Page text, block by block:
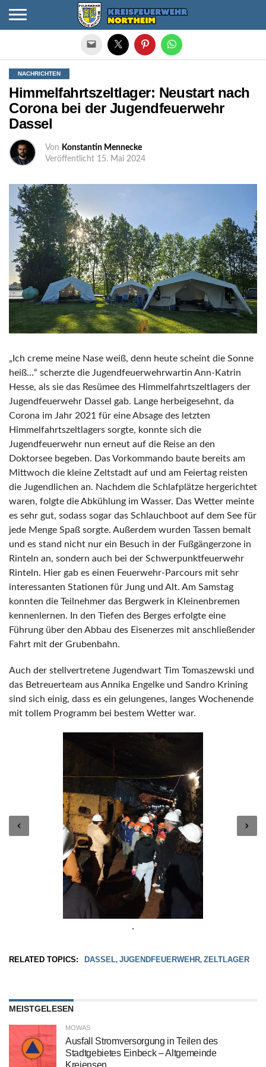
NACHRICHTEN
Himmelfahrtszeltlager: Neustart nach
Corona bei der Jugendfeuerwehr
Dassel
Von Konstantin Mennecke
Veröffentlicht 15. Mai 2024
„Ich creme meine Nase weiß, denn heute scheint die Sonne
heiß…“ scherzte die Jugendfeuerwehrwartin Ann-Katrin
Hesse, als sie das Resümee des Himmelfahrtszeltlagers der
Jugendfeuerwehr Dassel gab. Lange herbeigesehnt, da
Corona im Jahr 2021 für eine Absage des letzten
Himmelfahrtszeltlagers sorgte, konnte sich die
Jugendfeuerwehr nun erneut auf die Reise an den
Doktorsee begeben. Das Vorkommando baute bereits am
Mittwoch die kleine Zeltstadt auf und am Feiertag reisten
die Jugendlichen an. Nachdem die Schlafplätze hergerichtet
waren, folgte die Abkühlung im Wasser. Das Wetter meinte
es sehr gut, sodass sogar das Schlauchboot auf dem See für
jede Menge Spaß sorgte. Außerdem wurden Tassen bemalt
und es stand nicht nur ein Besuch in der Fußgängerzone in
Rinteln an, sondern auch bei der Schwerpunktfeuerwehr
Rinteln. Hier gab es einen Feuerwehr-Parcours mit sehr
interessanten Stationen für Jung und Alt. Am Samstag
konnten die Teilnehmer das Bergwerk in Kleinenbremen
kennenlernen. In den Tiefen des Berges erfolgte eine
Führung über den Abbau des Eisenerzes mit anschließender
Fahrt mit der Grubenbahn.
Auch der stellvertretene Jugendwart Tim Tomaszewski und
das Betreuerteam aus Annika Engelke und Sandro Krining
sind sich einig, dass es ein gelungenes, langes Wochenende
mit tollem Programm bei bestem Wetter war.
RELATED TOPICS: DASSEL, JUGENDFEUERWEHR, ZELTLAGER
MEISTGELESEN
MOWAS
Ausfall Stromversorgung in Teilen des
Stadtgebietes Einbeck – Altgemeinde
Die mobile Version verlassen